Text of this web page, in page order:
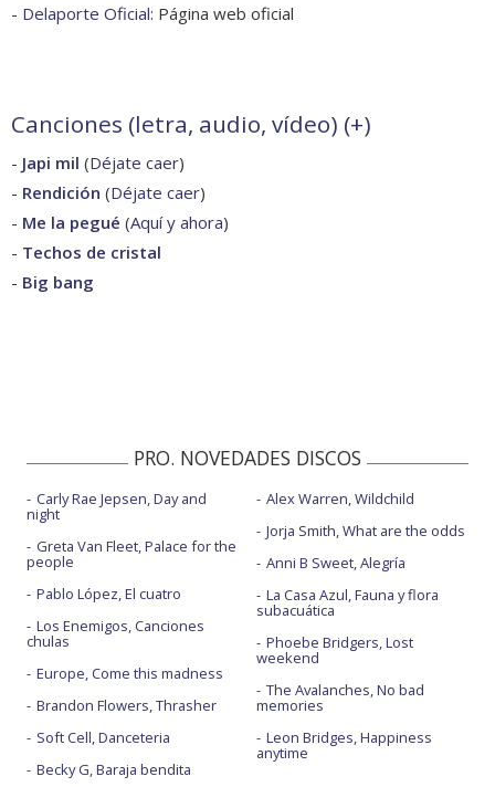
- Delaporte Oficial: Página web oficial
Canciones (letra, audio, vídeo) (+)
- Japi mil (Déjate caer)
- Rendición (Déjate caer)
- Me la pegué (Aquí y ahora)
- Techos de cristal
- Big bang
PRO. NOVEDADES DISCOS
Carly Rae Jepsen, Day and
night
Greta Van Fleet, Palace for the
people
Pablo López, El cuatro
Los Enemigos, Canciones
chulas
Europe, Come this madness
Brandon Flowers, Thrasher
Soft Cell, Danceteria
Becky G, Baraja bendita
Alex Warren, Wildchild
Jorja Smith, What are the odds
Anni B Sweet, Alegría
La Casa Azul, Fauna y flora
subacuática
Phoebe Bridgers, Lost
weekend
The Avalanches, No bad
memories
Leon Bridges, Happiness
anytime